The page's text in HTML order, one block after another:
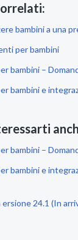
bambini a una
per bambini
bambini –
bambini e
bambini –
bambini e
ersione 24.1 (In